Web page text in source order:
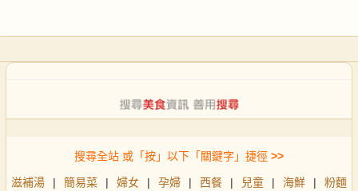
搜尋全站 或「按」以下「關鍵字」捷徑 >>
滋補湯 | 簡易菜 | 婦女 | 孕婦 | 西餐 | 兒童 | 海鮮 |
粉麵